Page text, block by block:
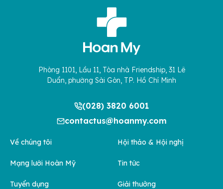
Phòng 1101, Lầu 11, Tòa nhà Friendship, 31 Lê
Duẩn, phường Sài Gòn, TP. Hồ Chí Minh
(028) 3820 6001
contactus@hoanmy.com
Về chúng tôi
Mạng lưới Hoàn Mỹ
Tuyển dụng
Hội thảo & Hội nghị
Tin tức
Giải thưởng